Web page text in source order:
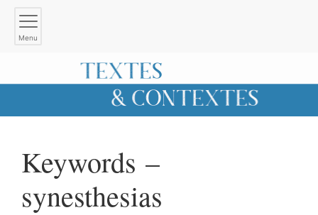
Menu
Keywords –
synesthesias